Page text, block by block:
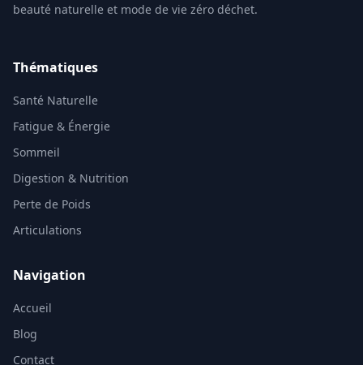
beauté naturelle et mode de vie zéro déchet.
Thématiques
Santé Naturelle
Fatigue & Énergie
Sommeil
Digestion & Nutrition
Perte de Poids
Articulations
Navigation
Accueil
Blog
Contact